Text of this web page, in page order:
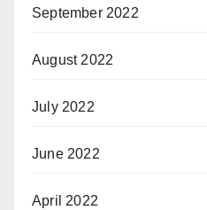
September 2022
August 2022
July 2022
June 2022
April 2022